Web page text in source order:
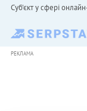
Cуб'єкт у сфері
РЕКЛАМА